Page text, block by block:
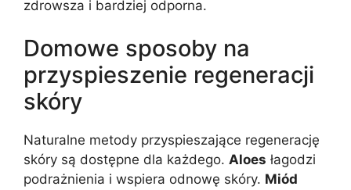
zdrowsza i bardziej odporna.
Domowe sposoby na
przyspieszenie regeneracji
skóry
Naturalne metody przyspieszające regenerację
skóry są dostępne dla każdego. Aloes łagodzi
podrażnienia i wspiera odnowę skóry. Miód